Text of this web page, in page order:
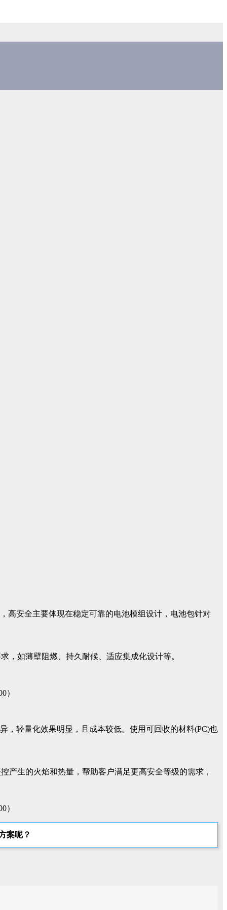
高安全主要体现在稳定可靠的电池模组设计，电池包针对
，如薄壁阻燃、持久耐候、适应集成化设计等。
，轻量化效果明显，且成本较低。使用可回收的材料(PC)也
产生的火焰和热量，帮助客户满足更高安全等级的需求，
案呢？